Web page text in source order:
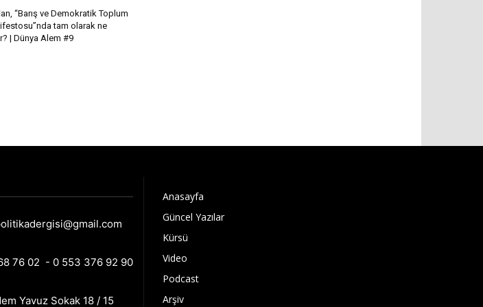
“Barış ve Demokratik Toplum
tam olarak ne
| Dünya Alem #9
76 02 - 0 553 376 92 90
Yavuz Sokak 18 / 15
Anasayfa
Güncel Yazılar
Kürsü
Video
Podcast
Arşiv